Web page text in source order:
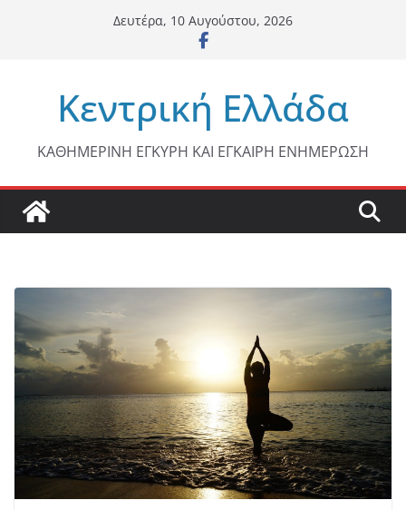
Δευτέρα, 10 Αυγούστου, 2026
Κεντρική Ελλάδα
ΚΑΘΗΜΕΡΙΝΗ ΕΓΚΥΡΗ ΚΑΙ ΕΓΚΑΙΡΗ ΕΝΗΜΕΡΩΣΗ